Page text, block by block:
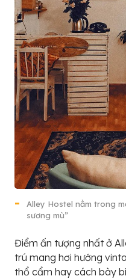
Alley Hostel nằm trong
sương mù”
Điểm ấn tượng nhất ở
trú mang hơi hướng
thổ cẩm hay cách bày